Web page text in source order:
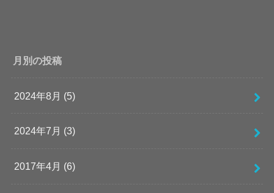
月別の投稿
2024年8月 (5)
2024年7月 (3)
2017年4月 (6)